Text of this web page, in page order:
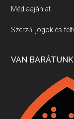
Villány,
Apr 17, 2026 •
Boston,
Apr 9, 2026 •
Médiaajánlat
Szerzői jogok és
VAN BARÁTUNK